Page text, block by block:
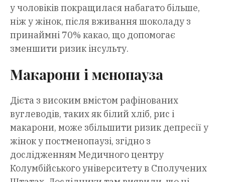
у чоловіків покращилася набагато більше,
ніж у жінок, після вживання шоколаду з
принаймні 70% какао, що допомогає
зменшити ризик інсульту.
Макарони і менопауза
Дієта з високим вмістом рафінованих
вуглеводів, таких як білий хліб, рис і
макарони, може збільшити ризик депресії у
жінок у постменопаузі, згідно з
дослідженням Медичного центру
Колумбійського університету в Сполучених